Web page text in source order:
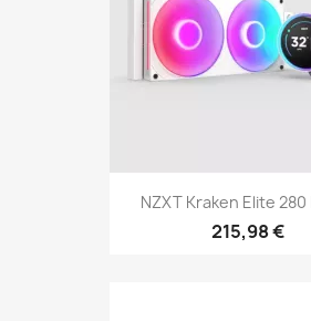
NZXT Kraken Elite 280
215,98 €